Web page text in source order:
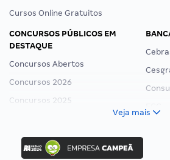
Cursos Online Gratuitos
CONCURSOS PÚBLICOS EM
DESTAQUE
Concursos Abertos
Concursos 2026
Concursos 2025
Concurso Ibama
Concurso MPU
Veja mais